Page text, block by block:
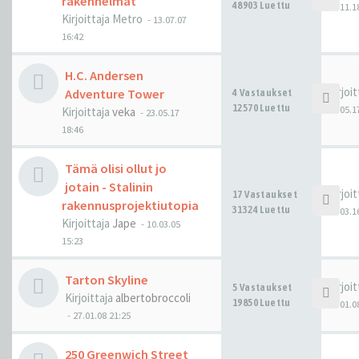
Kirjoittaja Metro - 13.07.07
16:42
48903 Luettu
H.C. Andersen
Adventure Tower
Kirjoittaja veka - 23.05.17
18:46
4 Vastaukset
12570 Luettu
Tämä olisi ollut jo
jotain - Stalinin
rakennusprojektiutopia
Kirjoittaja Jape - 10.03.05
15:23
17 Vastaukset
31324 Luettu
Tarton Skyline
Kirjoittaja albertobroccoli
- 27.01.08 21:25
5 Vastaukset
19850 Luettu
250 Greenwich Street